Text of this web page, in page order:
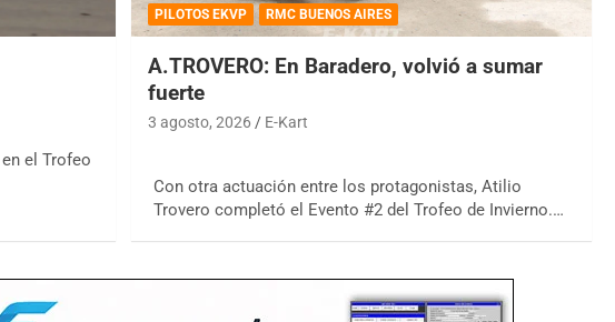
el Trofeo
PILOTOS EKVP RMC BUENOS AIRES
A.TROVERO: En Baradero, volvió a sumar
fuerte
3 agosto, 2026 E-Kart
Con otra actuación entre los protagonistas, Atilio
Trovero completó el Evento #2 del Trofeo de Invierno.…